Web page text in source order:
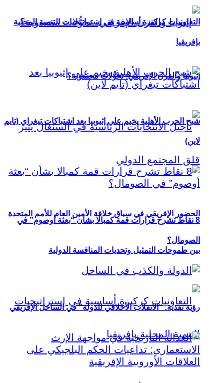
إثيوبيا والقرن الإفريقي: تحوُّلات محسوبة؟
الحضور الإفريقي في سباق خلافة الأمين العام للأمم المتحدة
بين طموحات التمثيل وتحديات المنافسة الدولية
التعاونيات كركيزة أساسية في إستراتيجيات التنمية المحلية
بإفريقيا
شبح الحرب الأهلية يخيم على إثيوبيا بعد اشتباكات تيغراي (تايم
لاين)
8 نقاط تشرح قرارات قمة كمبالا بشأن “بعثة أوصوم” في
الصومال؟
رؤية نقدية: “الانقلاب الأخلاقي للدولة” في الساحل الإفريقي